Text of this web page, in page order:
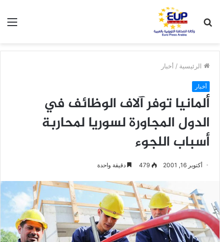
عن
الرئيسية / أخبار
أخبار
ألمانيا توفر آلاف الوظائف في
الدول المجاورة لسوريا لمحاربة
أسباب اللجوء
أكتوبر 16, 2001 479 دقيقة واحدة